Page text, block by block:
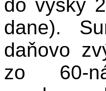
do výšky
dane).
daňovo
zo 60-